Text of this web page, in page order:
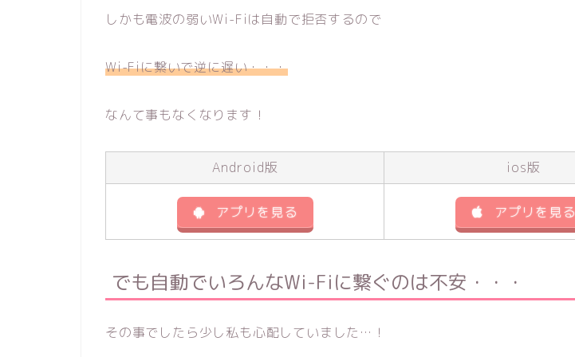
しかも電波の弱いWi-Fiは自動で拒否するので
Wi-Fiに繋いで逆に遅い・・・
なんて事もなくなります！
Android版 ios版
アプリを見る アプリを見る
でも自動でいろんなWi-Fiに繋ぐのは不安・・・
その事でしたら少し私も心配していました…！